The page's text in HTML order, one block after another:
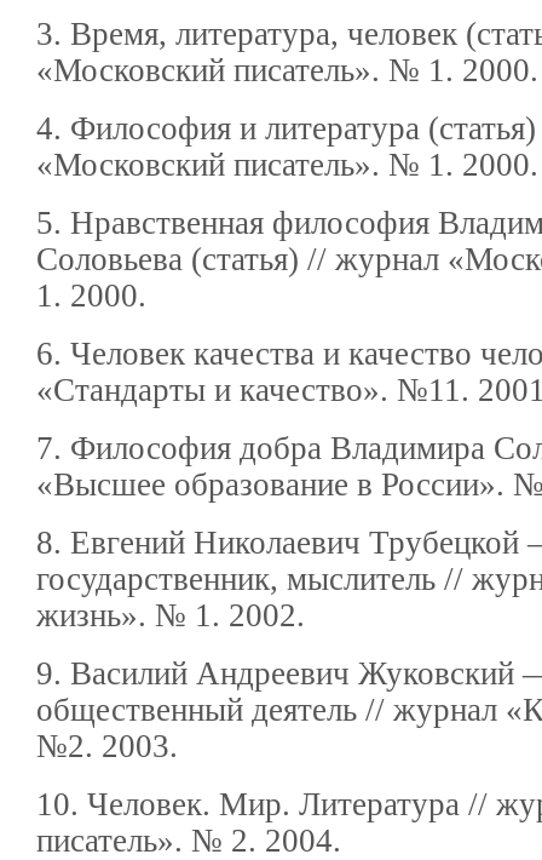
3. Время, литература, человек
«Московский писатель». № 1. 2000.
4. Философия и литература
«Московский писатель». № 1. 2000.
5. Нравственная философия
Соловьева (статья) // журнал
1. 2000.
6. Человек качества и качество
«Стандарты и качество». №11.
7. Философия добра Владимира
«Высшее образование в России».
8. Евгений Николаевич Трубецкой
государственник, мыслитель //
жизнь». № 1. 2002.
9. Василий Андреевич Жуковский
общественный деятель // журнал
№2. 2003.
10. Человек. Мир. Литература //
писатель». № 2. 2004.